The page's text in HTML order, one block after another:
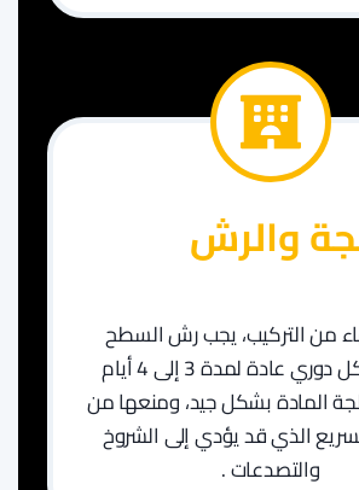
والرش
من التركيب، يجب رش السطح
بالماء بشكل دوري عادة لمدة 3 إلى 4 أيام
المادة بشكل جيد، ومنعها من
الذي قد يؤدي إلى الشروخ
والتصدعات .